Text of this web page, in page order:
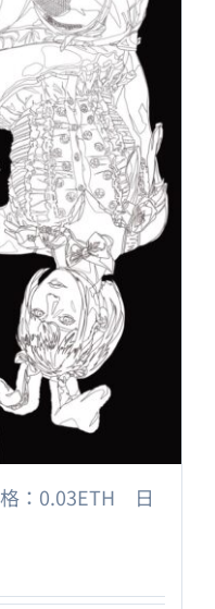
：0.03ETH 日